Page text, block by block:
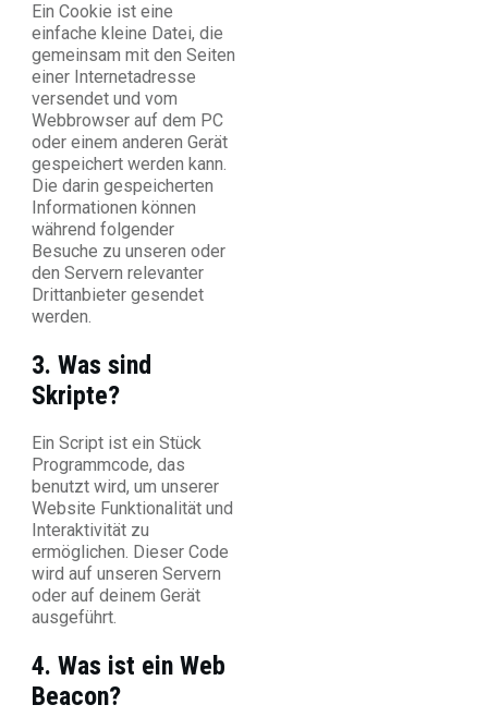
Ein Cookie ist eine
einfache kleine Datei, die
gemeinsam mit den Seiten
einer Internetadresse
versendet und vom
Webbrowser auf dem PC
oder einem anderen Gerät
gespeichert werden kann.
Die darin gespeicherten
Informationen können
während folgender
Besuche zu unseren oder
den Servern relevanter
Drittanbieter gesendet
werden.
3. Was sind
Skripte?
Ein Script ist ein Stück
Programmcode, das
benutzt wird, um unserer
Website Funktionalität und
Interaktivität zu
ermöglichen. Dieser Code
wird auf unseren Servern
oder auf deinem Gerät
ausgeführt.
4. Was ist ein Web
Beacon?